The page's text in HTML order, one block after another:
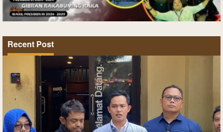
Recent Post